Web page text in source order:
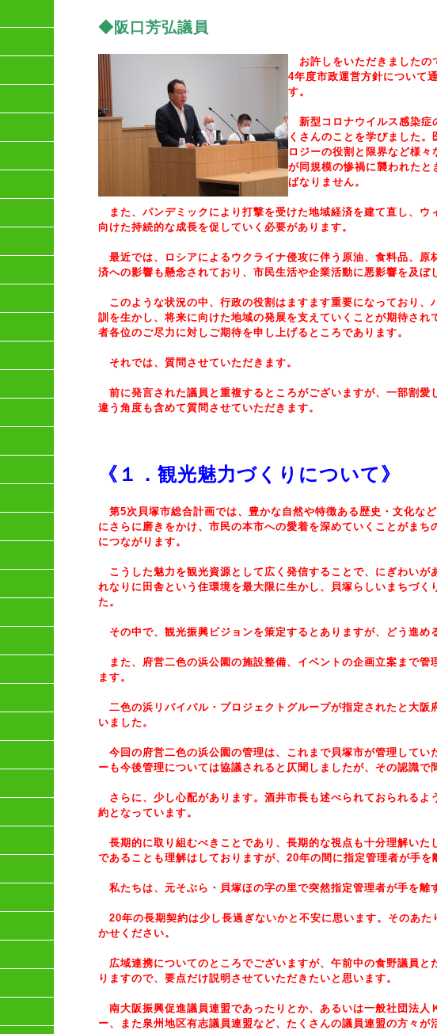
◆阪口芳弘議員
お許しをいただきましたの
4年度市政運営方針について
す。
新型コロナウイルス感染症
くさんのことを学びました
ロジーの役割と限界など様
が同規模の惨禍に襲われた
ばなりません。
また、パンデミックにより打撃を受けた地域経済を建て直し、ウ
向けた持続的な成長を促していく必要があります。
最近では、ロシアによるウクライナ侵攻に伴う原油、食料品、原
済への影響も懸念されており、市民生活や企業活動に悪影響を及ぼ
このような状況の中、行政の役割はますます重要になっており、
訓を生かし、将来に向けた地域の発展を支えていくことが期待され
者各位のご尽力に対しご期待を申し上げるところであります。
それでは、質問させていただきます。
前に発言された議員と重複するところがございますが、一部割愛
違う角度も含めて質問させていただきます。
《１．観光魅力づくりについて》
第5次貝塚市総合計画では、豊かな自然や特徴ある歴史・文化な
にさらに磨きをかけ、市民の本市への愛着を深めていくことがまち
につながります。
こうした魅力を観光資源として広く発信することで、にぎわいが
れなりに田舎という住環境を最大限に生かし、貝塚らしいまちづく
た。
その中で、観光振興ビジョンを策定するとありますが、どう進め
また、府営二色の浜公園の施設整備、イベントの企画立案まで管
ます。
二色の浜リバイバル・プロジェクトグループが指定されたと大阪
いました。
今回の府営二色の浜公園の管理は、これまで貝塚市が管理してい
ーも今後管理については協議されると仄聞しましたが、その認識で
さらに、少し心配があります。酒井市長も述べられておられるよ
約となっています。
長期的に取り組むべきことであり、長期的な視点も十分理解いた
であることも理解はしておりますが、20年の間に指定管理者が手を
私たちは、元そぶら・貝塚ほの字の里で突然指定管理者が手を離
20年の長期契約は少し長過ぎないかと不安に思います。そのあた
かせください。
広域連携についてのところでございますが、午前中の食野議員と
りますので、要点だけ説明させていただきたいと思います。
南大阪振興促進議員連盟であったりとか、あるいは一般社団法人
ー、また泉州地区有志議員連盟など、たくさんの議員連盟の方々が